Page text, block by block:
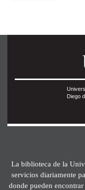
Diego
La biblioteca de la
servicios diariamente
donde pueden